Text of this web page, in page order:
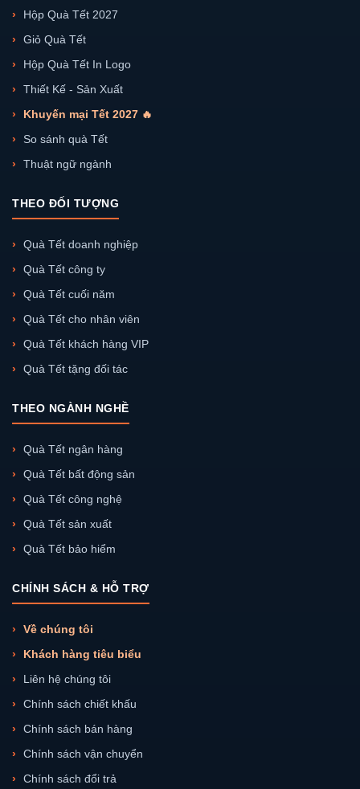
Hộp Quà Tết 2027
Giỏ Quà Tết
Hộp Quà Tết In Logo
Thiết Kế - Sản Xuất
Khuyến mại Tết 2027 🔥
So sánh quà Tết
Thuật ngữ ngành
THEO ĐỐI TƯỢNG
Quà Tết doanh nghiệp
Quà Tết công ty
Quà Tết cuối năm
Quà Tết cho nhân viên
Quà Tết khách hàng VIP
Quà Tết tặng đối tác
THEO NGÀNH NGHỀ
Quà Tết ngân hàng
Quà Tết bất động sản
Quà Tết công nghệ
Quà Tết sản xuất
Quà Tết bảo hiểm
CHÍNH SÁCH & HỖ TRỢ
Về chúng tôi
Khách hàng tiêu biểu
Liên hệ chúng tôi
Chính sách chiết khấu
Chính sách bán hàng
Chính sách vận chuyển
Chính sách đổi trả